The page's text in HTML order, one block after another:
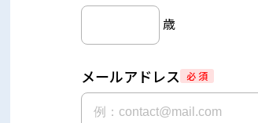
歳
メールアドレス 必 須